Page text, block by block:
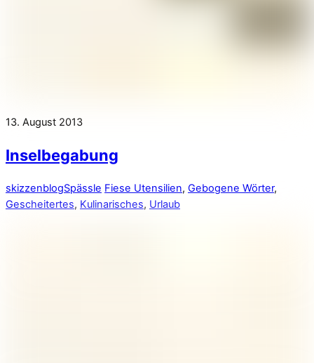
13. August 2013
Inselbegabung
skizzenblogSpässle Fiese Utensilien, Gebogene Wörter,
Gescheitertes, Kulinarisches, Urlaub